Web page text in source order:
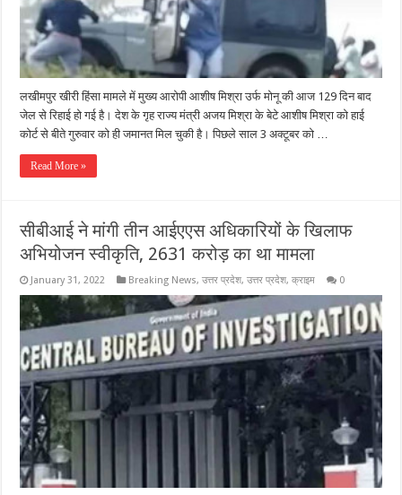
लखीमपुर खीरी हिंसा मामले में मुख्य आरोपी आशीष मिश्रा उर्फ मोनू की आज 129 दिन बाद
जेल से रिहाई हो गई है। देश के गृह राज्य मंत्री अजय मिश्रा के बेटे आशीष मिश्रा को हाई
कोर्ट से बीते गुरुवार को ही जमानत मिल चुकी है। पिछले साल 3 अक्टूबर को …
Read More »
सीबीआई ने मांगी तीन आईएएस अधिकारियों के खिलाफ
अभियोजन स्वीकृति, 2631 करोड़ का था मामला
January 31, 2022 Breaking News,उत्तर प्रदेश,उत्तर प्रदेश,क्राइम 0